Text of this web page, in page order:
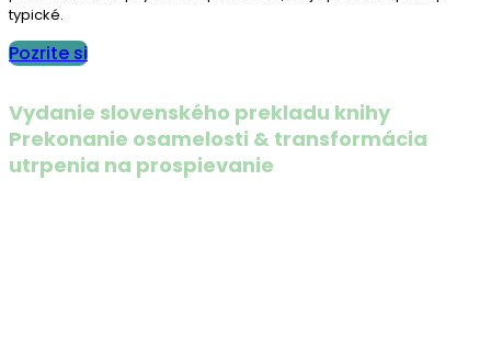
typické.
Pozrite si
Vydanie slovenského prekladu knihy
Prekonanie osamelosti & transformácia
utrpenia na prospievanie